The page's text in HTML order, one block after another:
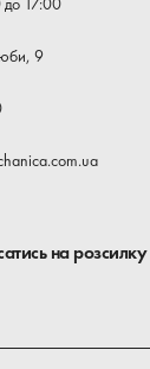
9
на розсилку